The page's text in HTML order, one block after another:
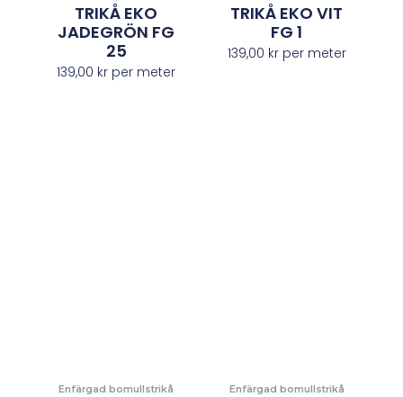
TRIKÅ EKO
JADEGRÖN FG
25
139,00 kr per meter
TRIKÅ EKO VIT
FG 1
139,00 krper meter
Enfärgad bomullstrikå Enfärgad bomullstrikå